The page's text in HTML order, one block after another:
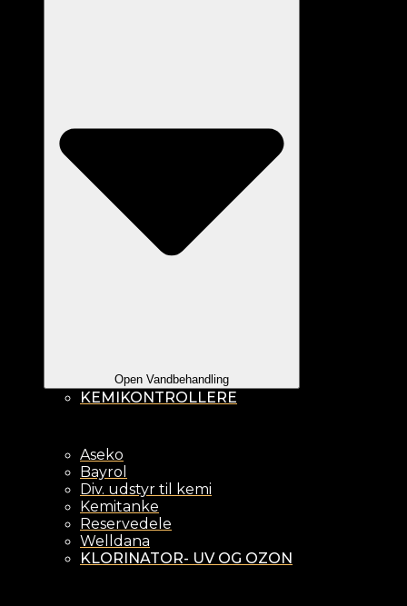
Open Vandbehandling
KEMIKONTROLLERE
Aseko
Bayrol
Div. udstyr til kemi
Kemitanke
Reservedele
Welldana
KLORINATOR- UV OG OZON